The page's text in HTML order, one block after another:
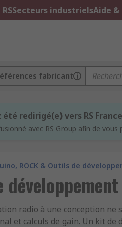
Secteurs industrielsAide
fabricant
été redirigé(e) vers RS France
avec RS Group afin de
ROCK & Outils de
radio à une conception
et calculs de gain. Un kit